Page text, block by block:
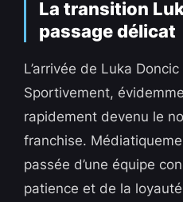
La transition
passage délicat
L’arrivée de Luka
Sportivement,
rapidement devenu le
franchise.
passée d’une équipe
patience et de la